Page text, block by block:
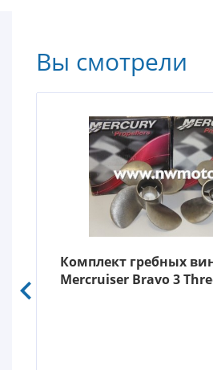
Вы смотрели
Комплект гребных
Mercruiser Bravo 3